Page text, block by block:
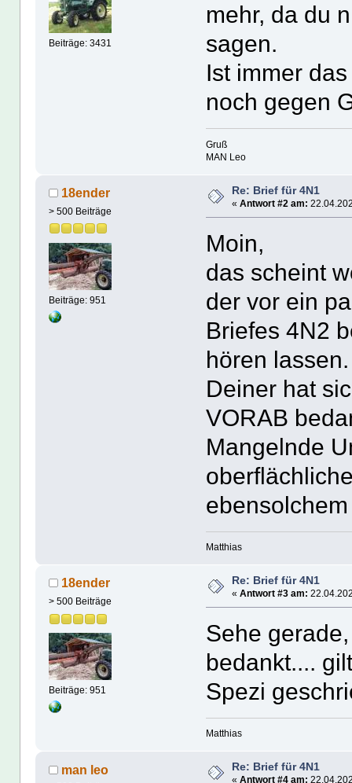
Beiträge: 3431
mehr, da du
sagen.
Ist immer
noch gegen
Gruß
MAN Leo
18ender
> 500 Beiträge
Beiträge: 951
Re: Brief für 4N1
« Antwort #2 am:
Moin,
das scheint
der vor ein
Briefes 4N2
hören lassen.
Deiner hat
VORAB
Mangelnde
Matthias
18ender
> 500 Beiträge
Beiträge: 951
Re: Brief für 4N1
« Antwort #3 am:
Sehe
bedankt....
Spezi
Matthias
man leo Re: Brief für 4N1
« Antwort #4 am: